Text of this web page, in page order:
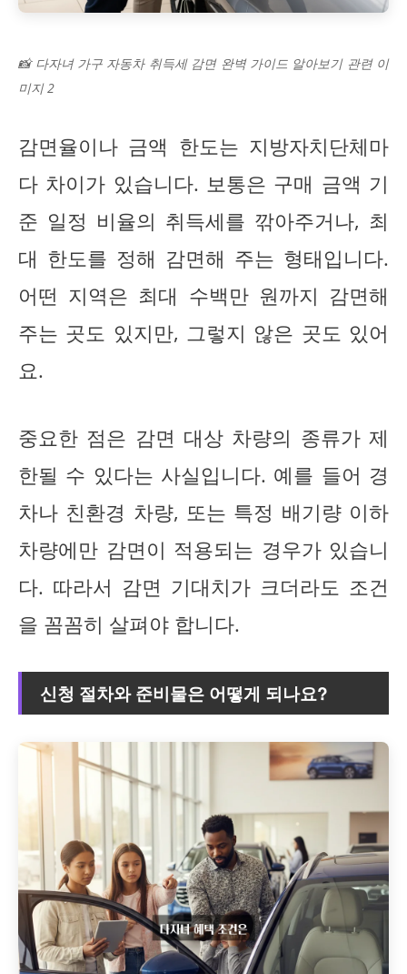
📸 다자녀 가구 자동차 취득세 감면 완벽 가이드 알아보기 관련 이
미지 2
감면율이나 금액 한도는 지방자치단체마
다 차이가 있습니다. 보통은 구매 금액 기
준 일정 비율의 취득세를 깎아주거나, 최
대 한도를 정해 감면해 주는 형태입니다.
어떤 지역은 최대 수백만 원까지 감면해
주는 곳도 있지만, 그렇지 않은 곳도 있어
요.
중요한 점은 감면 대상 차량의 종류가 제
한될 수 있다는 사실입니다. 예를 들어 경
차나 친환경 차량, 또는 특정 배기량 이하
차량에만 감면이 적용되는 경우가 있습니
다. 따라서 감면 기대치가 크더라도 조건
을 꼼꼼히 살펴야 합니다.
신청 절차와 준비물은 어떻게 되나요?